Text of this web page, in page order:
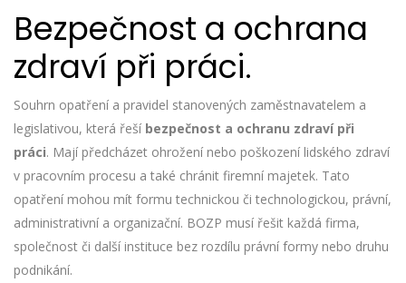
Bezpečnost a ochrana
zdraví při práci.
Souhrn opatření a pravidel stanovených zaměstnavatelem a
legislativou, která řeší bezpečnost a ochranu zdraví při
práci. Mají předcházet ohrožení nebo poškození lidského zdraví
v pracovním procesu a také chránit firemní majetek. Tato
opatření mohou mít formu technickou či technologickou, právní,
administrativní a organizační. BOZP musí řešit každá firma,
společnost či další instituce bez rozdílu právní formy nebo druhu
podnikání.